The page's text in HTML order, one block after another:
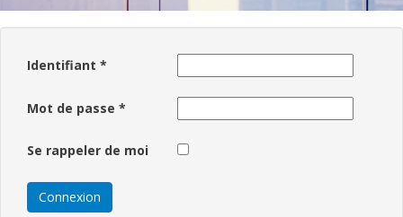
Identifiant *
Mot de passe *
Se rappeler de moi
Connexion